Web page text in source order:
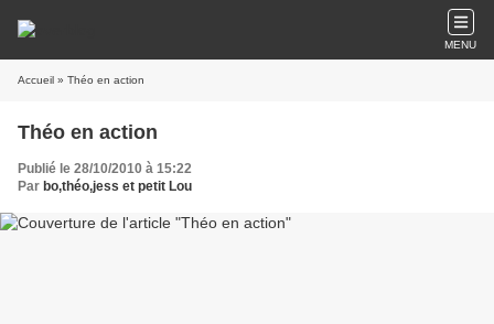
MENU
Accueil » Théo en action
Théo en action
Publié le 28/10/2010 à 15:22
Par bo,théo,jess et petit Lou